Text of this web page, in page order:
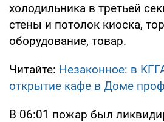
холодильника в третьей
стены и потолок киоска,
оборудование, товар.
Читайте: Незаконное: в
открытие кафе в Доме
В 06:01 пожар был